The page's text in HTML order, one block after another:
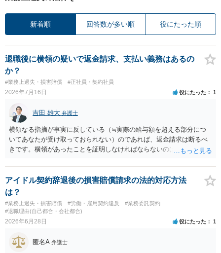
新着順 回答数が多い順 役にたった順
退職後に横領の疑いで返金請求、支払い義務はあるの
か？
#業務上過失・損害賠償 #正社員・契約社員
2026年7月16日 役にたった 1
吉田 雄大 弁護士
横領なる指摘が事実に反している（≒実際の給与額を超える部分につ
いてあなたが受け取っておられない）のであれば、返金請求は断るべ
きです。横領があったことを証明しなければならないのは会社側なの
アイドル契約辞退後の損害賠償請求の法的対応方法
は？
#業務上過失・損害賠償 #労働・雇用契約違反
#業務委託契約
#退職理由(自己都合・会社都合)
2026年6月28日 役にたった 1
匿名A 弁護士